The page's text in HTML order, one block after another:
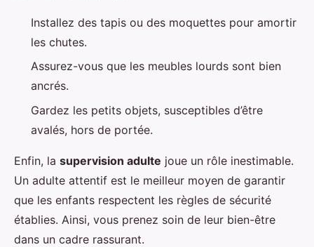
Installez des tapis ou des moquettes pour amortir
les chutes.
Assurez-vous que les meubles lourds sont bien
ancrés.
Gardez les petits objets, susceptibles d’être
avalés, hors de portée.
Enfin, la supervision adulte joue un rôle inestimable.
Un adulte attentif est le meilleur moyen de garantir
que les enfants respectent les règles de sécurité
établies. Ainsi, vous prenez soin de leur bien-être
dans un cadre rassurant.